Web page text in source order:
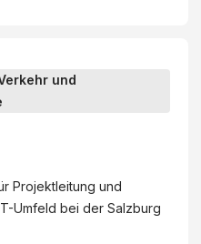
Projektleitung und
Umfeld bei der Salzburg